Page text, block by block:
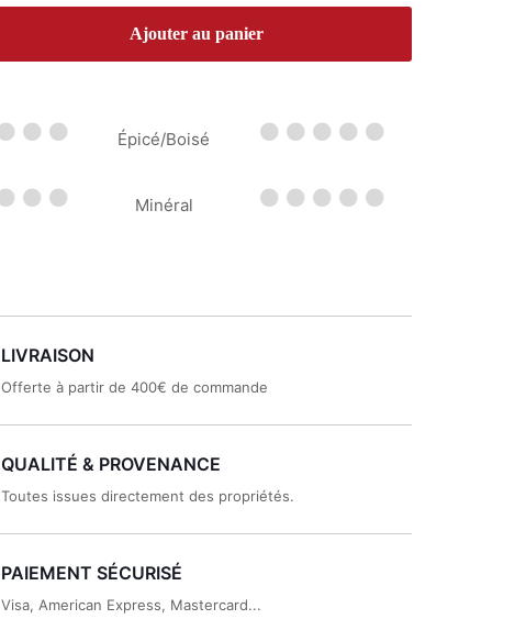
Ajouter au panier
Épicé/Boisé
Minéral
LIVRAISON
Offerte à partir de 400€ de commande
QUALITÉ & PROVENANCE
Toutes issues directement des propriétés.
PAIEMENT SÉCURISÉ
Visa, American Express, Mastercard...